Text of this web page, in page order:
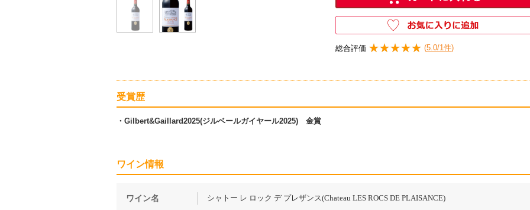
総合評価 ★★★★★
★★★★★ (5.0/1件)
受賞歴
・Gilbert&Gaillard2025(ジルベールガイヤール2025) 金賞
ワイン情報
ワイン名 シャトー レ ロック デ プレザンス(Chateau LES ROCS DE PLAISANCE)